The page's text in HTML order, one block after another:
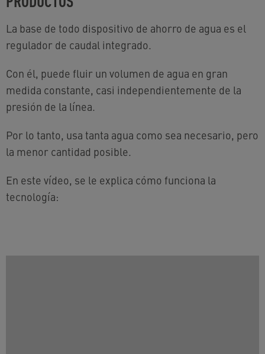
La base de todo dispositivo de ahorro de agua es el
regulador de caudal integrado.
Con él, puede fluir un volumen de agua en gran
medida constante, casi independientemente de la
presión de la línea.
Por lo tanto, usa tanta agua como sea necesario, pero
la menor cantidad posible.
En este vídeo, se le explica cómo funciona la
tecnología: